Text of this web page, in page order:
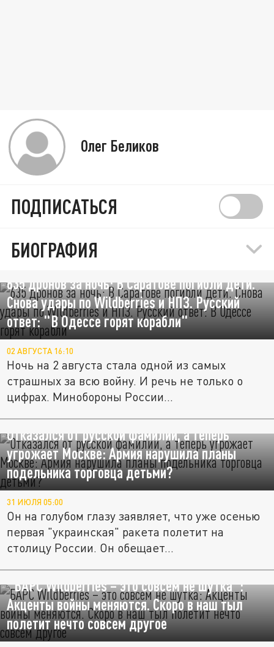
Олег Беликов
ПОДПИСАТЬСЯ
БИОГРАФИЯ
635 дронов за ночь: В Саратове погибли дети.
Снова удары по Wildberries и НПЗ. Русский
ответ: "В Одессе горят корабли"
02 АВГУСТА 16:10
Ночь на 2 августа стала одной из самых
страшных за всю войну. И речь не только о
цифрах. Минобороны России...
Отказался от русской фамилии, а теперь
угрожает Москве: Армия нарушила планы
подельника торговца детьми?
31 ИЮЛЯ 05:00
Он на голубом глазу заявляет, что уже осенью
первая "украинская" ракета полетит на
столицу России. Он обещает...
"БАРС Wildberries – это совсем не шутка":
Акценты войны меняются. Скоро в наш тыл
полетит нечто совсем другое